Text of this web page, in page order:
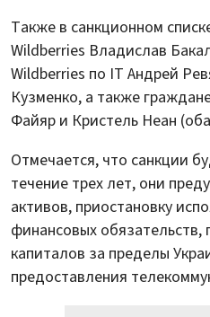
Также в санкционном
Wildberries Владислав
Wildberries по IT Андрей
Кузменко, а также
Файяр и Кристель Неан
Отмечается, что санкции
течение трех лет, они
активов, приостановку
финансовых
капиталов за пределы
предоставления